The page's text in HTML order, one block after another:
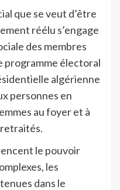
que se veut d’être
réélu s’engage
des membres
programme électoral
algérienne
personnes en
au foyer et à
retraités.
le pouvoir
les
dans le